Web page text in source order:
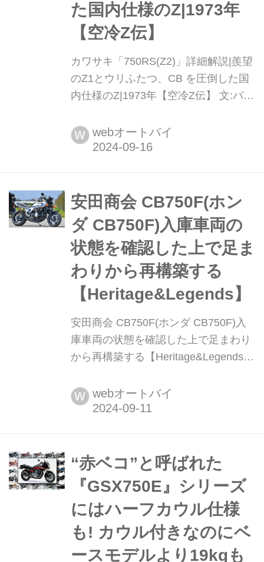
た国内仕様のZ|1973年
【空冷Z伝】
カワサキ「750RS(Z2)」詳細解説|羨望
のZ1とウリふたつ、CB を圧倒した国
内仕様のZ|1973年【空冷Z伝】 文:バイ
輝幸※この記事はモーターマガジンム
ック『空冷Z伝 完全版』に掲載した記
W webオートバイ
安田商会 CB750F(ホン
ダ CB750F)入庫車両の
状態を確認した上で足ま
わりから再構築する
【Heritage&Legends】
安田商会 CB750F(ホンダ CB750F)入
庫車両の状態を確認した上で足まわり
から再構築する【Heritage&Legends】
▶▶▶カスタムとメンテナンスのこと
ならヘリテイジ&レジェンズ handl-
元々うちでベースになるようなものを
1台作る予定があったところに、オー
ナーさんが先に車両を...
W webオートバイ
“赤ベコ”と呼ばれた
『GSX750E』シリーズ
にはハーフカウル仕様
も! カウル付きなのにベ
ースモデルより19kgも